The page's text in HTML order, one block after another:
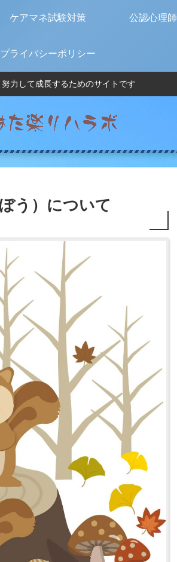
努力して成長するためのサイトです
ケアマネ試験対策 公認心理師
プライバシーポリシー
う）について